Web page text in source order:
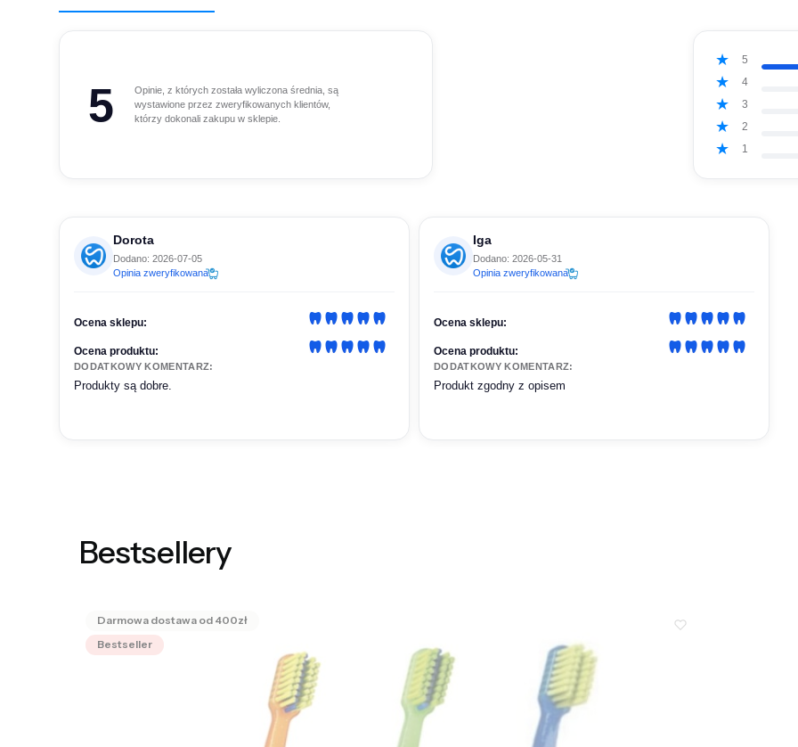
5
Opinie, z których została wyliczona średnia, są
wystawione przez zweryfikowanych klientów,
którzy dokonali zakupu w sklepie.
5
4
3
2
1
Dorota
Dodano: 2026-07-05
Opinia zweryfikowana
Ocena sklepu:
Ocena produktu:
DODATKOWY KOMENTARZ:
Produkty są dobre.
Iga
Dodano: 2026-05-31
Opinia zweryfikowana
Ocena sklepu:
Ocena produktu:
DODATKOWY KOMENTARZ:
Produkt zgodny z opisem
Bestsellery
Bestseller